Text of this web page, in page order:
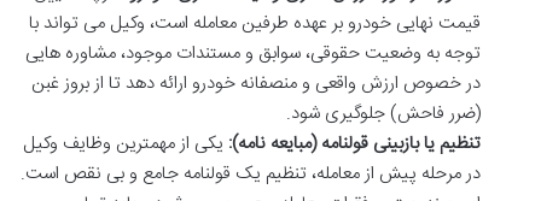
قیمت نهایی خودرو بر عهده طرفین معامله است، وکیل می تواند با
توجه به وضعیت حقوقی، سوابق و مستندات موجود، مشاوره هایی
در خصوص ارزش واقعی و منصفانه خودرو ارائه دهد تا از بروز غبن
(ضرر فاحش) جلوگیری شود.
تنظیم یا بازبینی قولنامه (مبایعه نامه): یکی از مهمترین وظایف وکیل
در مرحله پیش از معامله، تنظیم یک قولنامه جامع و بی نقص است.